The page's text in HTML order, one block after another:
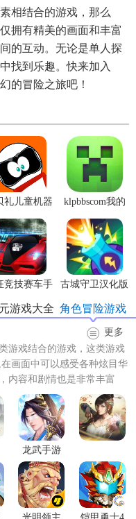
相结合的游戏，那么
拥有精美的画面和丰富
的互动。无论是单人探
找到乐趣。快来加入
的冒险之旅吧！
礼儿童机器
安卓版
klpbbscom我的
世界
竞技赛车手
游安卓版
古城守卫汉化版
角色冒险游戏
游戏大全
更多
游戏结合的游戏，这类游戏
画面中可以感受各种炫目华
内容和剧情也是非常丰富
龙武手游